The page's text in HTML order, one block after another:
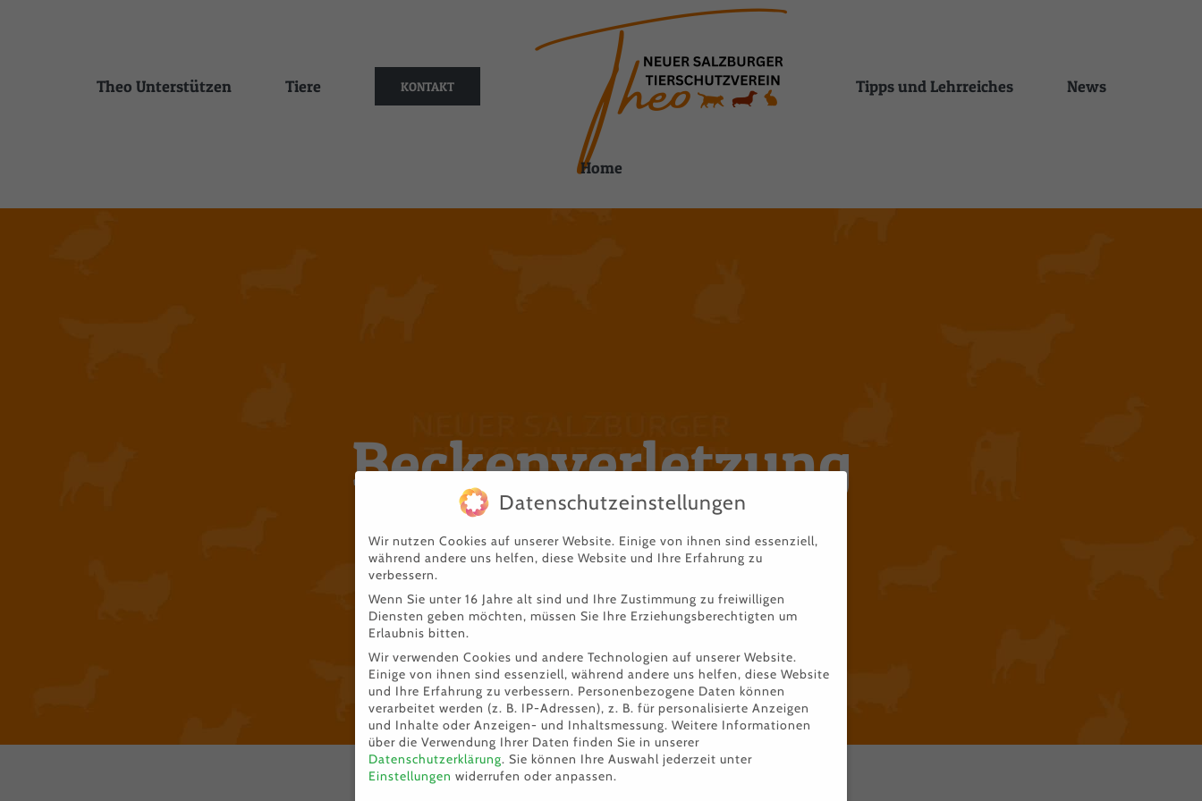
Theo Unterstützen Tiere KONTAKT Tipps und Lehrreiches News
Home
Beckenverletzung
Startseite Beckenverletzung
Datenschutzeinstellungen
Wir nutzen Cookies auf unserer Website. Einige von ihnen sind essenziell,
während andere uns helfen, diese Website und Ihre Erfahrung zu
verbessern.
Wenn Sie unter 16 Jahre alt sind und Ihre Zustimmung zu freiwilligen
Diensten geben möchten, müssen Sie Ihre Erziehungsberechtigten um
Erlaubnis bitten.
Wir verwenden Cookies und andere Technologien auf unserer Website.
Einige von ihnen sind essenziell, während andere uns helfen, diese Website
und Ihre Erfahrung zu verbessern. Personenbezogene Daten können
verarbeitet werden (z. B. IP-Adressen), z. B. für personalisierte Anzeigen
und Inhalte oder Anzeigen- und Inhaltsmessung. Weitere Informationen
über die Verwendung Ihrer Daten finden Sie in unserer
Datenschutzerklärung. Sie können Ihre Auswahl jederzeit unter
Einstellungen widerrufen oder anpassen.